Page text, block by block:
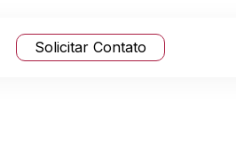
Solicitar Contato